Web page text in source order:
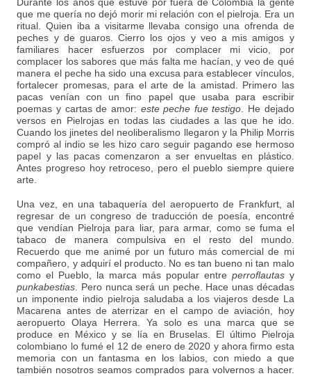
que me quería no dejó morir mi relación con el pielroja. Era un
ritual. Quien iba a visitarme llevaba consigo una ofrenda de
peches y de guaros. Cierro los ojos y veo a mis amigos y
familiares hacer esfuerzos por complacer mi vicio, por
complacer los sabores que más falta me hacían, y veo de qué
manera el peche ha sido una excusa para establecer vínculos,
fortalecer promesas, para el arte de la amistad. Primero las
pacas venían con un fino papel que usaba para escribir
poemas y cartas de amor: este peche fue testigo . He dejado
versos en Pielrojas en todas las ciudades a las que he ido.
Cuando los jinetes del neoliberalismo llegaron y la Philip Morris
compró al indio se les hizo caro seguir pagando ese hermoso
papel y las pacas comenzaron a ser envueltas en plástico.
Antes progreso hoy retroceso, pero el pueblo siempre quiere
arte.
Una vez, en una tabaquería del aeropuerto de Frankfurt, al
regresar de un congreso de traducción de poesía, encontré
que vendían Pielroja para liar, para armar, como se fuma el
tabaco de manera compulsiva en el resto del mundo.
Recuerdo que me animé por un futuro más comercial de mi
compañero, y adquirí el producto. No es tan bueno ni tan malo
como el Pueblo, la marca más popular entre perroflautasy
punkabestias . Pero nunca será un peche. Hace unas décadas
un imponente indio pielroja saludaba a los viajeros desde La
Macarena antes de aterrizar en el campo de aviación, hoy
aeropuerto Olaya Herrera. Ya solo es una marca que se
produce en México y se lía en Bruselas. El último Pielroja
colombiano lo fumé el 12 de enero de 2020 y ahora firmo esta
memoria con un fantasma en los labios, con miedo a que
también nosotros seamos comprados para volvernos a hacer.